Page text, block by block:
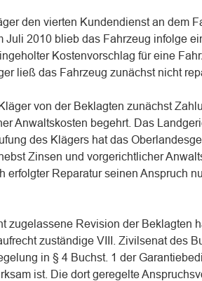
den vierten Kundendienst an dem
Juli 2010 blieb das Fahrzeug infolge
Kostenvorschlag für eine
ließ das Fahrzeug zunächst nicht
von der Beklagten zunächst
Anwaltskosten begehrt. Das
des Klägers hat das
Zinsen und vorgerichtlicher
erfolgter Reparatur seinen Anspruch
zugelassene Revision der Beklagten
zuständige VIII. Zivilsenat des
in § 4 Buchst. 1 der
ist. Die dort geregelte